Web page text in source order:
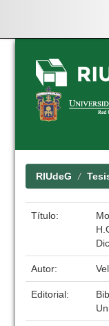
Skip
navigation
RIUdeG
Título:
Autor:
Editorial: